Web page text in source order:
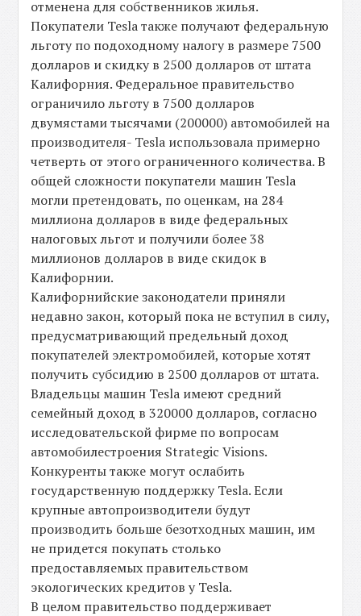
отменена для собственников жилья.
Покупатели Tesla также получают федеральную
льготу по подоходному налогу в размере 7500
долларов и скидку в 2500 долларов от штата
Калифорния. Федеральное правительство
ограничило льготу в 7500 долларов
двумястами тысячами (200000) автомобилей на
производителя- Tesla использовала примерно
четверть от этого ограниченного количества. В
общей сложности покупатели машин Tesla
могли претендовать, по оценкам, на 284
миллиона долларов в виде федеральных
налоговых льгот и получили более 38
миллионов долларов в виде скидок в
Калифорнии.
Калифорнийские законодатели приняли
недавно закон, который пока не вступил в силу,
предусматривающий предельный доход
покупателей электромобилей, которые хотят
получить субсидию в 2500 долларов от штата.
Владельцы машин Tesla имеют средний
семейный доход в 320000 долларов, согласно
исследовательской фирме по вопросам
автомобилестроения Strategic Visions.
Конкуренты также могут ослабить
государственную поддержку Tesla. Если
крупные автопроизводители будут
производить больше безотходных машин, им
не придется покупать столько
предоставляемых правительством
экологических кредитов у Tesla.
В целом правительство поддерживает